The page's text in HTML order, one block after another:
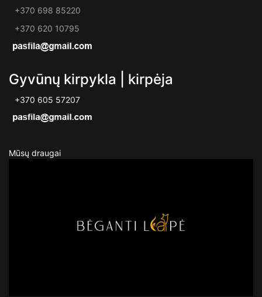
+370 698 85220
+370 620 10795
Gyvūnų kirpykla | kirpėja
+370 605 57207
Mūsų draugai